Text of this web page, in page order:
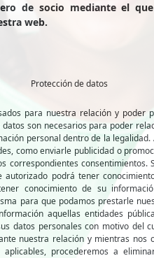
de socio mediante el
web.
Protección de datos
para nuestra relación y poder
son necesarios para poder
personal dentro de la
como enviarle publicidad o
correspondientes consentimientos.
autorizado podrá tener
conocimiento de su
para que podamos prestarle
aquellas entidades
datos personales con motivo del
nuestra relación y mientras nos
procederemos a